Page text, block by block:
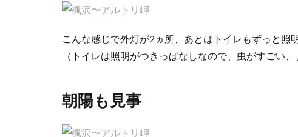
こんな感じで外灯が2ヵ所、あとはトイレもずっと照
（トイレは照明がつきっぱなしなので、虫がすごい、
朝陽も見事